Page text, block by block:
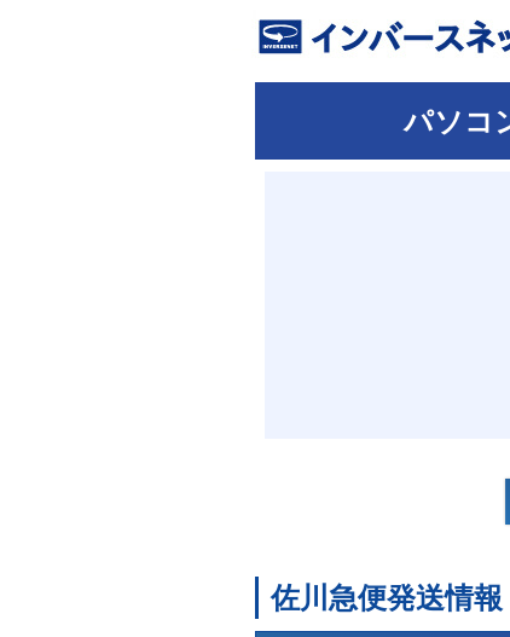
パソコ
不要なパソコンが10台以
無料処分できるもの・で
佐川急便発送情報